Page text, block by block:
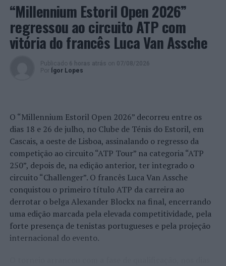
“Millennium Estoril Open 2026”
regressou ao circuito ATP com
vitória do francês Luca Van Assche
Publicado 6 horas atrás on 07/08/2026
Por
Ígor Lopes
O “Millennium Estoril Open 2026” decorreu entre os
dias 18 e 26 de julho, no Clube de Ténis do Estoril, em
Cascais, a oeste de Lisboa, assinalando o regresso da
competição ao circuito “ATP Tour” na categoria “ATP
250”, depois de, na edição anterior, ter integrado o
circuito “Challenger”. O francês Luca Van Assche
conquistou o primeiro título ATP da carreira ao
derrotar o belga Alexander Blockx na final, encerrando
uma edição marcada pela elevada competitividade, pela
forte presença de tenistas portugueses e pela projeção
internacional do evento.